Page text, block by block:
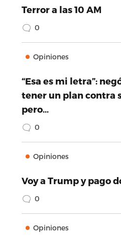
Terror a las 10 AM
0
Opiniones
“Esa es mi letra”:
tener un plan contra
pero…
0
Opiniones
Voy a Trump y pago
0
Opiniones